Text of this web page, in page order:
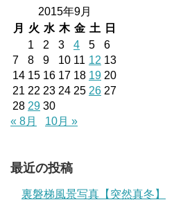
2015年9月
月
火 水 木 金 土 日
1
2 3 4 5
6
7
8 9 10 11 12 13
14 15 16 17 18 19 20
21 22 23 24 25 26 27
28 29 30
« 8月
10月 »
最近の投稿
裏磐梯風景写真【突然真冬】